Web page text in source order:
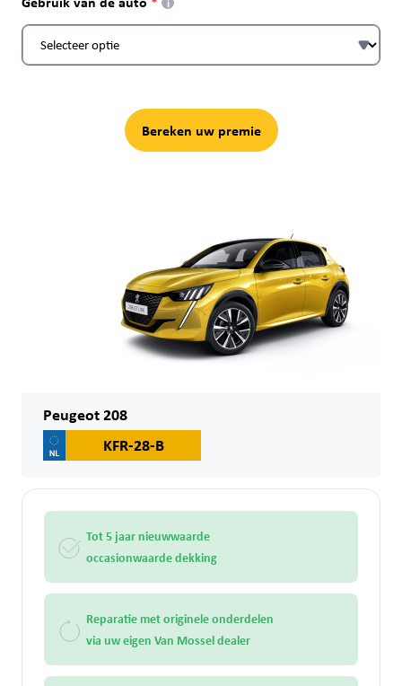
Bereken uw premie
Peugeot 208
KFR-28-B
Tot 5 jaar nieuwwaarde
occasionwaarde dekking
Reparatie met originele onderdelen
via uw eigen Van Mossel dealer